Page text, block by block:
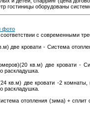
гостиницы оборудованы
фото
с современными
две кровати - Система
кв.м) две кровати -
раскладушка.
кв.м) две кровати -2 комнаты,
раскладушка.
отопления (зима) +